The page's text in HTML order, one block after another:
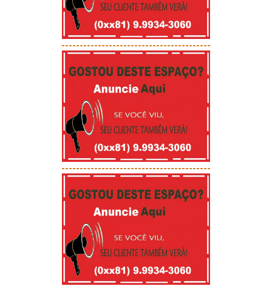
-----------------------------------------
-----------------------------------------